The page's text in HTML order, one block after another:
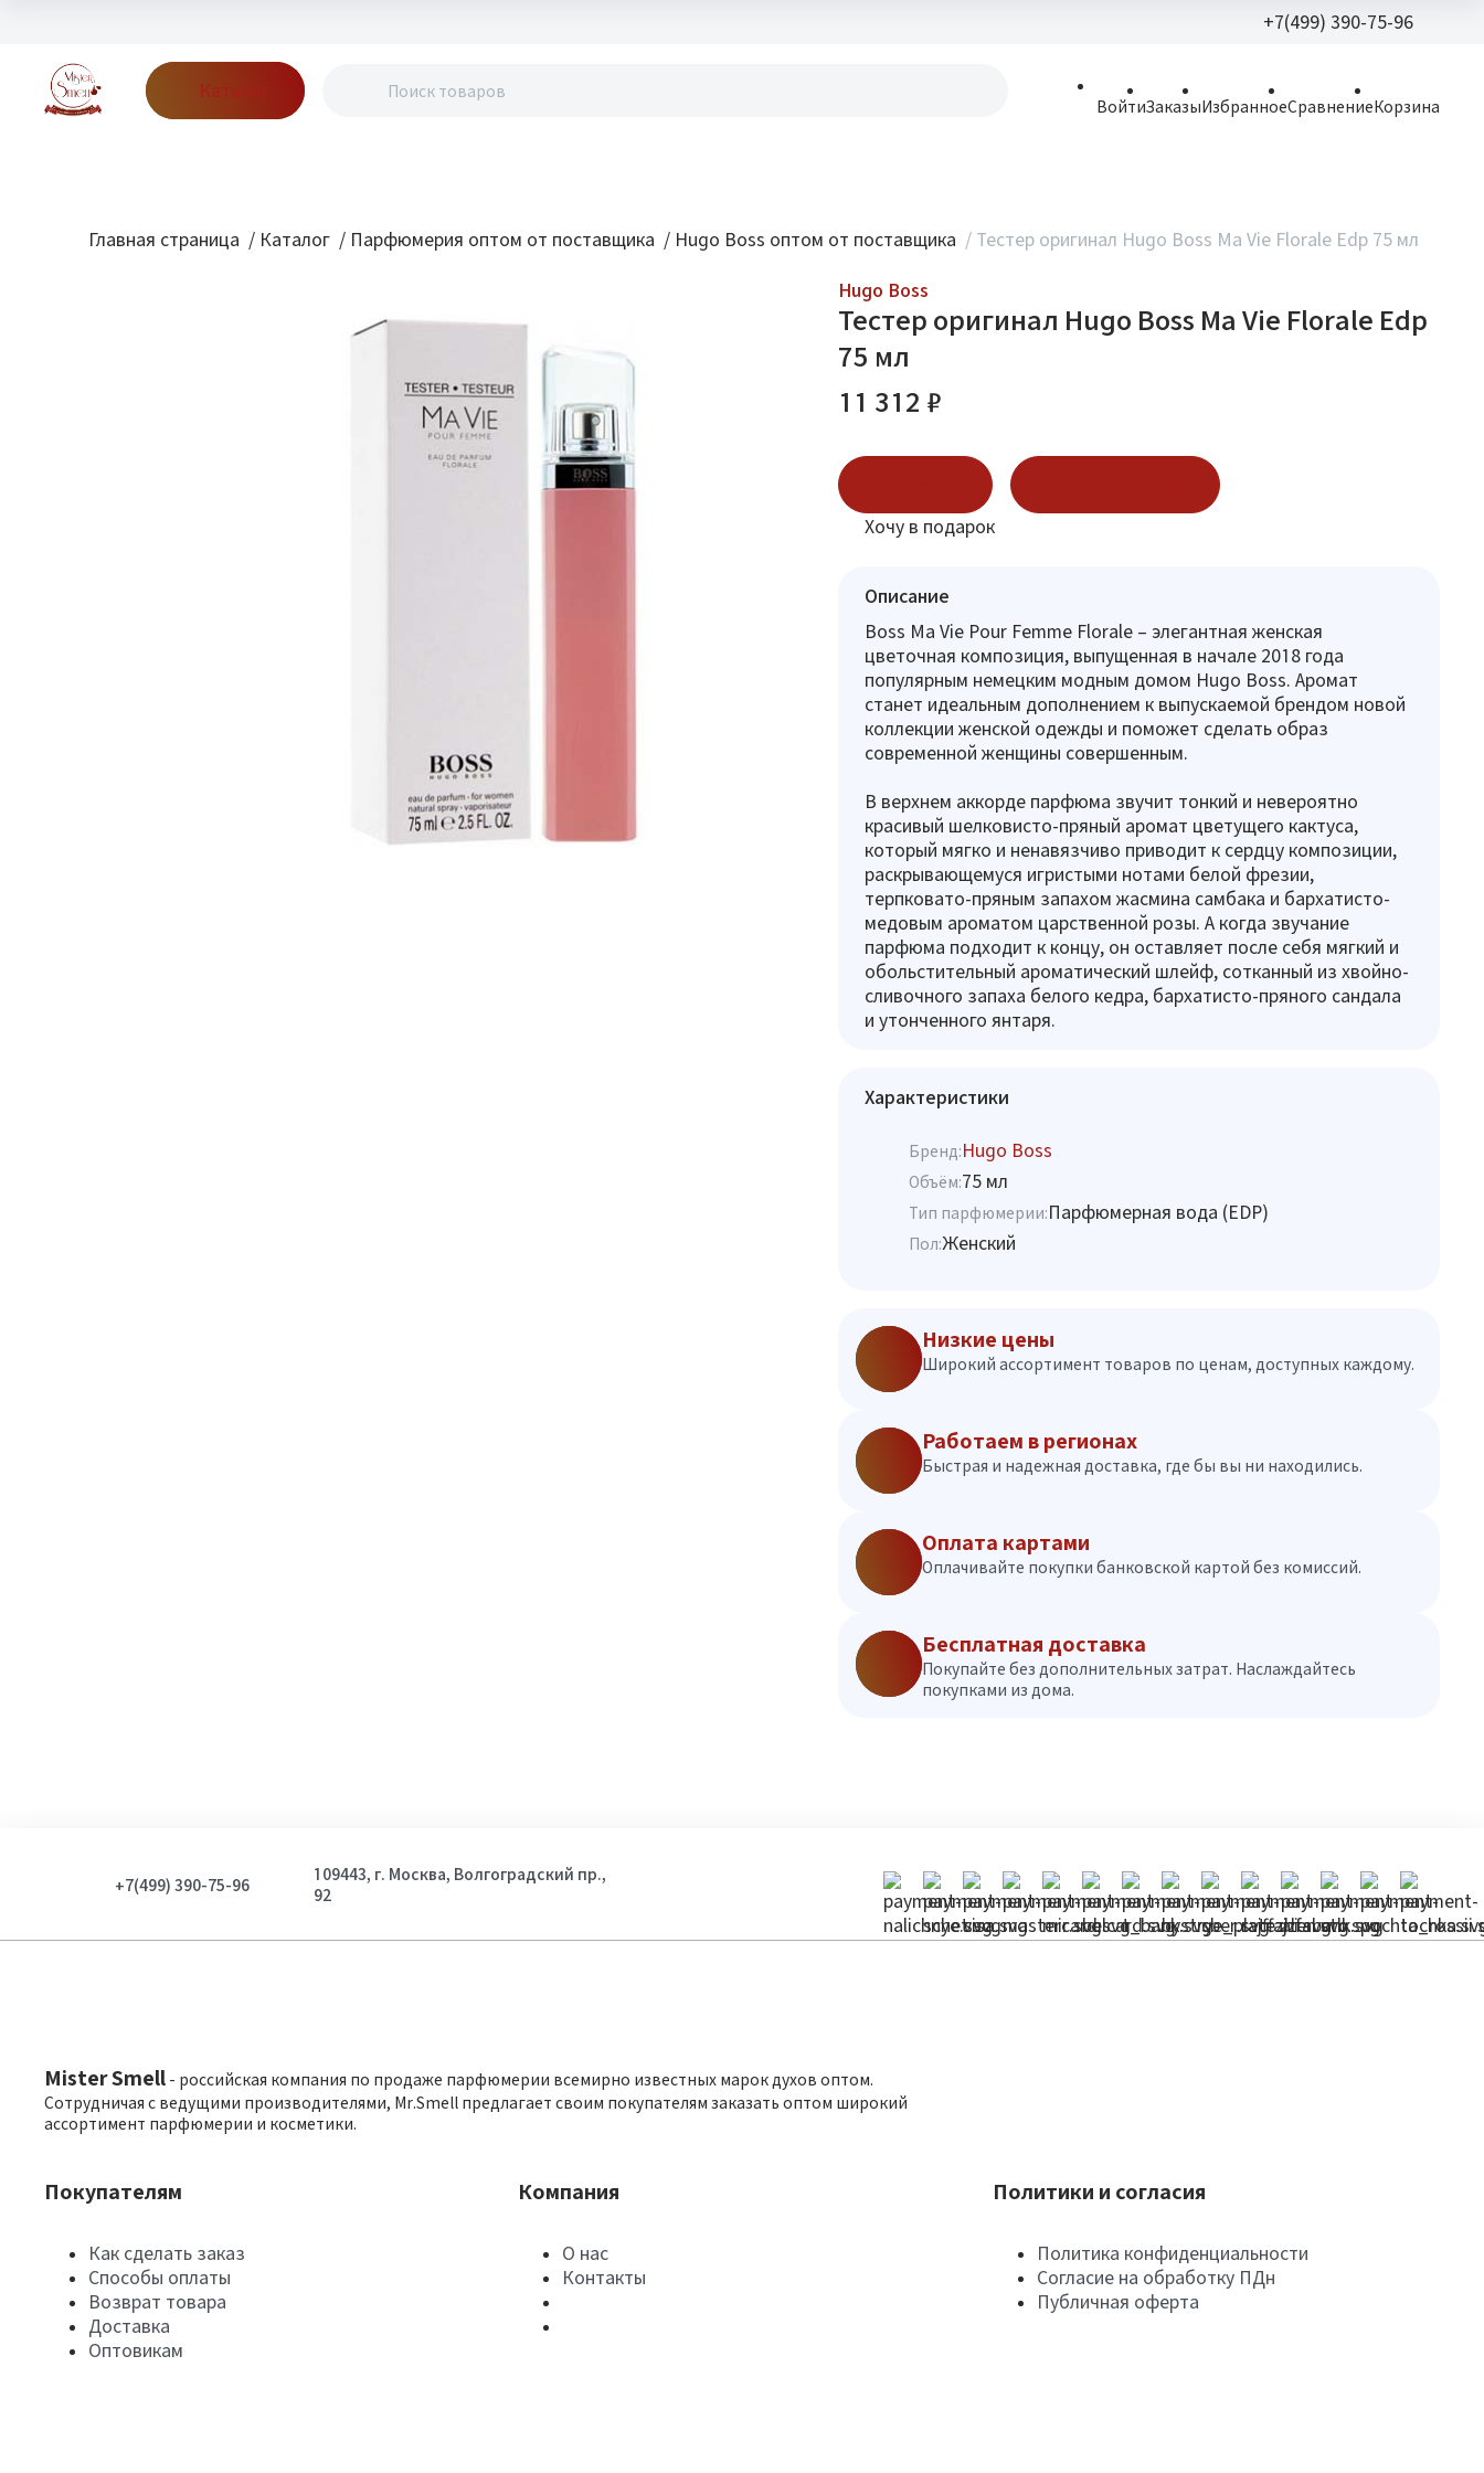
+7(499) 390-75-96
Волгоградский
Каталог
ВойтиЗаказыИзбранноеСравнениеКорзина
Главная страница / Каталог / Парфюмерия оптом от поставщика / Hugo Boss оптом от поставщика / Тестер оригинал Hugo Boss Ma Vie Florale Edp 75 мл
Hugo Boss
Тестер оригинал Hugo Boss Ma Vie Florale Edp
75 мл
11 312 ₽
Хочу в подарок
Описание
Boss Ma Vie Pour Femme Florale – элегантная женская
цветочная композиция, выпущенная в начале 2018 года
популярным немецким модным домом Hugo Boss. Аромат
станет идеальным дополнением к выпускаемой брендом новой
коллекции женской одежды и поможет сделать образ
современной женщины совершенным.
В верхнем аккорде парфюма звучит тонкий и невероятно
красивый шелковисто-пряный аромат цветущего кактуса,
который мягко и ненавязчиво приводит к сердцу композиции,
раскрывающемуся игристыми нотами белой фрезии,
терпковато-пряным запахом жасмина самбака и бархатисто-
медовым ароматом царственной розы. А когда звучание
парфюма подходит к концу, он оставляет после себя мягкий и
обольстительный ароматический шлейф, сотканный из хвойно-
сливочного запаха белого кедра, бархатисто-пряного сандала
и утонченного янтаря.
Характеристики
Бренд:Hugo Boss
Объём:75 мл
Тип парфюмерии:Парфюмерная вода (EDP)
Пол:Женский
Низкие цены
Широкий ассортимент товаров по ценам, доступных каждому.
Работаем в регионах
Быстрая и надежная доставка, где бы вы ни находились.
Оплата картами
Оплачивайте покупки банковской картой без комиссий.
Бесплатная доставка
Покупайте без дополнительных затрат. Наслаждайтесь
покупками из дома.
+7(499) 390-75-96
109443, г. Москва, Волгоградский пр.,
92
Mister Smell - российская компания по продаже парфюмерии всемирно известных марок духов оптом.
Сотрудничая с ведущими производителями, Mr.Smell предлагает своим покупателям заказать оптом широкий
ассортимент парфюмерии и косметики.
Покупателям
Как сделать заказ
Способы оплаты
Возврат товара
Доставка
Оптовикам
Компания
О нас
Контакты
Политики и согласия
Политика конфиденциальности
Согласие на обработку ПДн
Публичная оферта